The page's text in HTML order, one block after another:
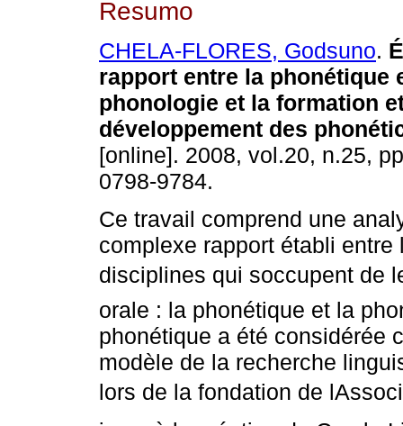
Resumo
CHELA-FLORES, Godsuno.
rapport entre la phonétique
phonologie et la formation
développement des
[online]. 2008, vol.20, n.25,
0798-9784.
Ce travail comprend une
complexe rapport établi entre
disciplines qui soccupent de
orale : la phonétique et la
phonétique a été considérée
modèle de la recherche
lors de la fondation de